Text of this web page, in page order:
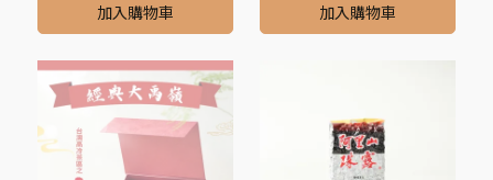
加入購物車 加入購物車